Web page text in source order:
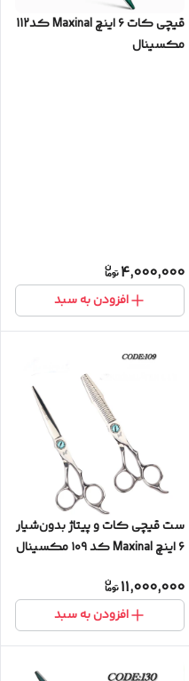
قیچی‌ کات ۶ اینچ Maxinal کد112
مکسینال
4,000,000
افزودن به سبد
ست قیچی کات و‌ پیتاژ بدون‌شیار
۶ اینچ Maxinal کد ۱۰۹ مکسینال
11,000,000
افزودن به سبد